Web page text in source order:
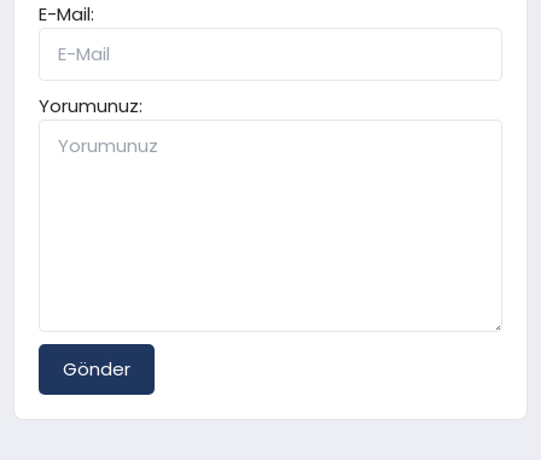
E-Mail:
Yorumunuz:
Gönder